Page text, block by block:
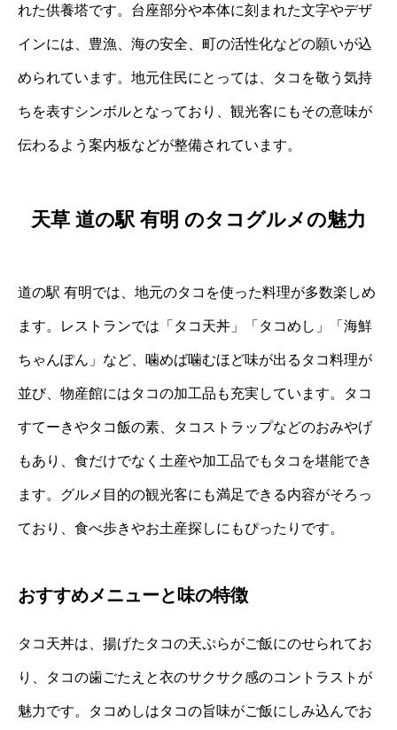
れた供養塔です。台座部分や本体に刻まれた文字やデザ
インには、豊漁、海の安全、町の活性化などの願いが込
められています。地元住民にとっては、タコを敬う気持
ちを表すシンボルとなっており、観光客にもその意味が
伝わるよう案内板などが整備されています。
天草 道の駅 有明 のタコグルメの魅力
道の駅 有明では、地元のタコを使った料理が多数楽しめ
ます。レストランでは「タコ天丼」「タコめし」「海鮮
ちゃんぽん」など、噛めば噛むほど味が出るタコ料理が
並び、物産館にはタコの加工品も充実しています。タコ
すてーきやタコ飯の素、タコストラップなどのおみやげ
もあり、食だけでなく土産や加工品でもタコを堪能でき
ます。グルメ目的の観光客にも満足できる内容がそろっ
ており、食べ歩きやお土産探しにもぴったりです。
おすすめメニューと味の特徴
タコ天丼は、揚げたタコの天ぷらがご飯にのせられてお
り、タコの歯ごたえと衣のサクサク感のコントラストが
魅力です。タコめしはタコの旨味がご飯にしみ込んでお